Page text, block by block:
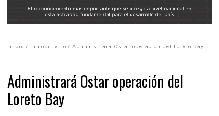
Inicio / Inmobiliario / Administrará Ostar operación del Loreto Bay
Administrará Ostar operación del
Loreto Bay